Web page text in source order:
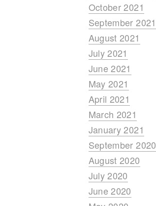
October 2021
September 2021
August 2021
July 2021
June 2021
May 2021
April 2021
March 2021
January 2021
September 2020
August 2020
July 2020
June 2020